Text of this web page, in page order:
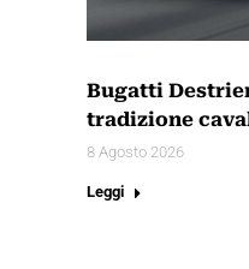
Bugatti
tradizione
8 Agosto 2026
Leggi